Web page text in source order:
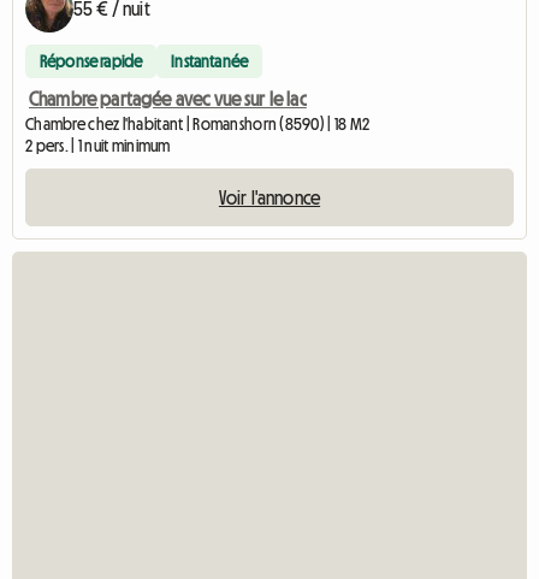
55 € / nuit
Réponse rapide Instantanée
Chambre partagée avec vue sur le lac
Chambre chez l'habitant | Romanshorn (8590) | 18 M2
2 pers. | 1 nuit minimum
Voir l'annonce